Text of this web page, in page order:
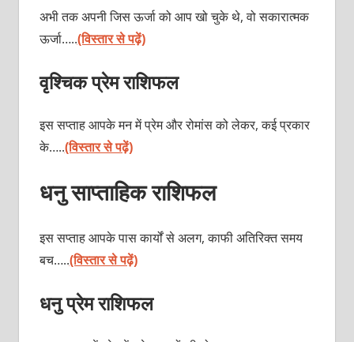
अभी तक अपनी जिस ऊर्जा को आप खो चुके थे, वो सकारात्मक
ऊर्जा…..(विस्तार से पढ़ें)
वृश्चिक प्रेम राशिफल
इस सप्ताह आपके मन में प्रेम और रोमांस को लेकर, कई प्रकार
के…..(विस्तार से पढ़ें)
धनु साप्ताहिक राशिफल
इस सप्ताह आपके पास कार्यों से अलग, काफी अतिरिक्त समय
बच…..(विस्तार से पढ़ें)
धनु प्रेम राशिफल